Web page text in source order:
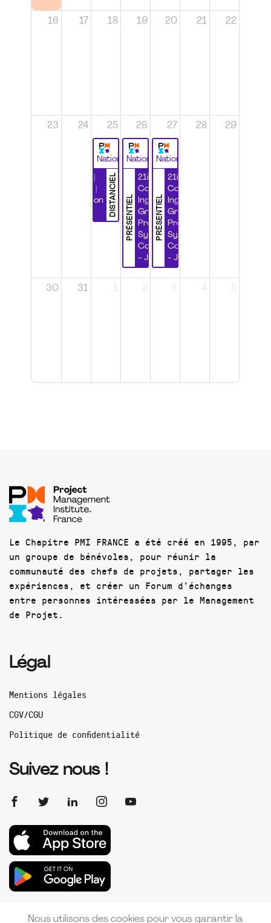
16 17 18 19 20 21 22
23 24 25
National
DISTANCIEL
Certification
26
National
PRÉSENTIEL
21ième
Congrès
Ingénierie
Grands
Projets et
Systèmes
Complexes
- Jour 1
27
National
PRÉSENTIEL
21ième
Congrès
Ingénierie
Grands
Projets et
Systèmes
Complexes
- Jour 2
28 29
30 31 1 2 3 4 5
Le Chapitre PMI FRANCE a été créé en 1995, par
un groupe de bénévoles, pour réunir la
communauté des chefs de projets, partager les
expériences, et créer un Forum d'échanges
entre personnes intéressées par le Management
de Projet.
Légal
Mentions légales
CGV/CGU
Politique de confidentialité
Suivez nous !
Nous utilisons des cookies pour vous garantir la